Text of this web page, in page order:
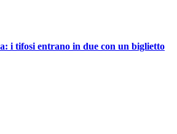
i tifosi entrano in due con un biglietto